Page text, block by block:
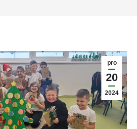
pro
20
2024